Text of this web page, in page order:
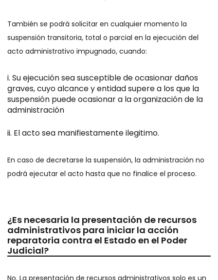
También se podrá solicitar en cualquier momento la
suspensión transitoria, total o parcial en la ejecución del
acto administrativo impugnado, cuando:
Su ejecución sea susceptible de ocasionar daños
graves, cuyo alcance y entidad supere a los que la
suspensión puede ocasionar a la organización de la
administración
El acto sea manifiestamente ilegitimo.
En caso de decretarse la suspensión, la administración no
podrá ejecutar el acto hasta que no finalice el proceso.
¿Es necesaria la presentación de recursos
administrativos para iniciar la acción
reparatoria contra el Estado en el Poder
Judicial?
No. La presentación de recursos administrativos solo es un